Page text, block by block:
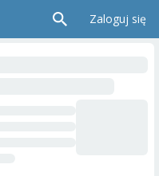
Zaloguj się